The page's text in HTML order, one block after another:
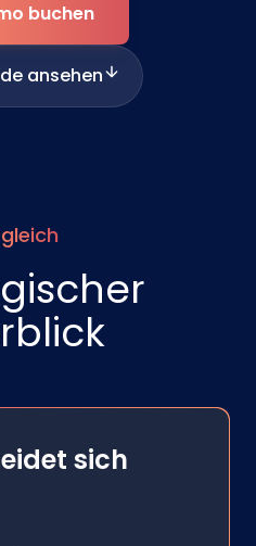
buchen
ansehen
sich